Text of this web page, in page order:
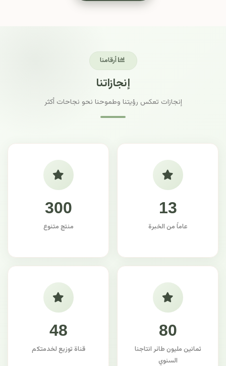
أرقامنا
إنجازاتنا
إنجازات تعكس رؤيتنا وطموحنا نحو نجاحات أكثر
13
عاماً من الخبرة
300
منتج متنوع
80
ثمانين مليون طائر انتاجنا
السنوي
48
قناة توزيع لخدمتكم